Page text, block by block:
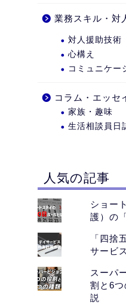
業務スキル・対
対人援助技術
心構え
コミュニケー
コラム・エッセ
家族・趣味
生活相談員日
人気の記事
ショー
護）の
「四捨
サービ
スーパ
割と6
説